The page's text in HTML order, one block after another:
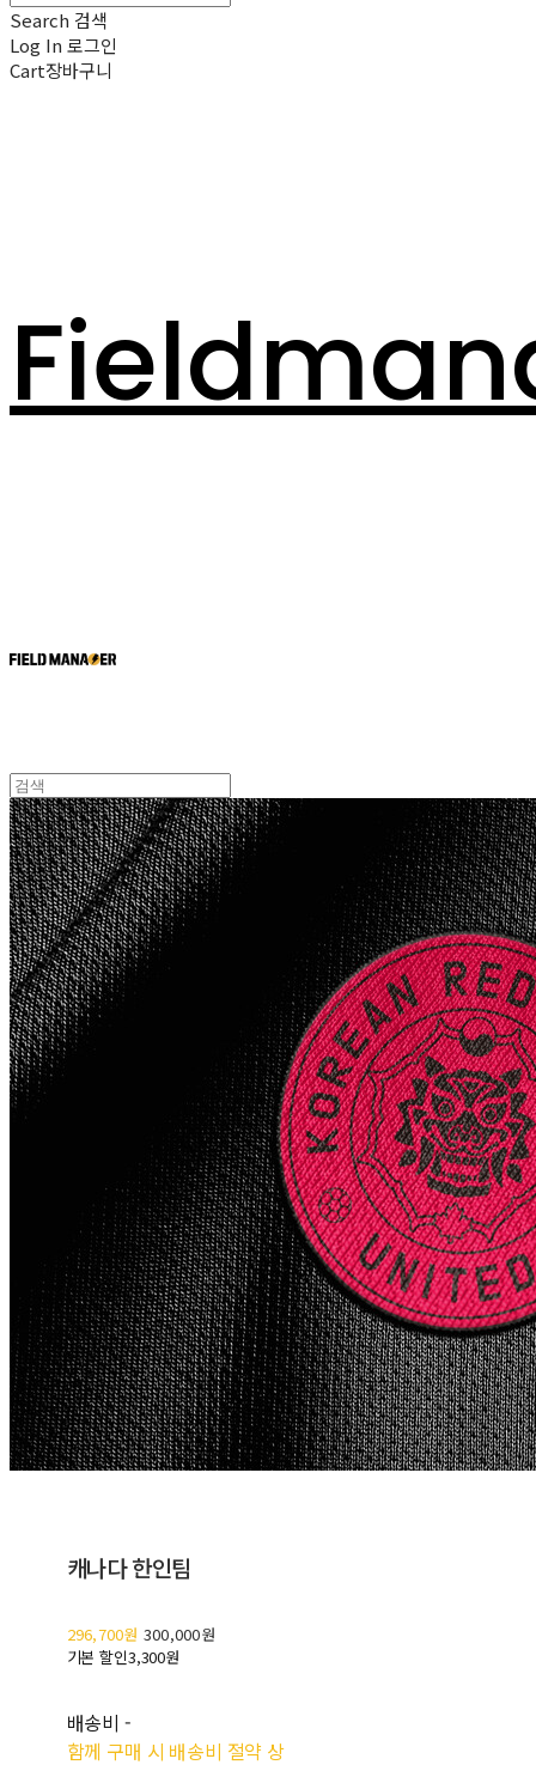
Search 검색
Log In 로그인
Cart장바구니
캐나다 한인팀
296,700원 300,000원
기본 할인3,300원
배송비 -
함께 구매 시 배송비 절약 상